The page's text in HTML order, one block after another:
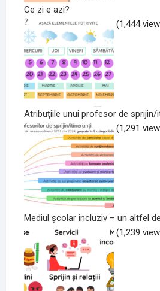
Ce zi e azi?
(1,444
Atribuțiile unui profesor de sprijin/
(1,291
Mediul școlar incluziv – un altfel
(1,239